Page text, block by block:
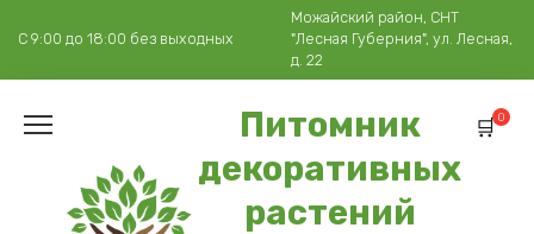
С 9:00 до 18:00 без выходных
Можайский район, СНТ
"Лесная Губерния", ул. Лесная,
д. 22
Питомник
декоративных
растений
0